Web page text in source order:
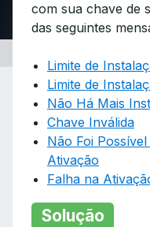
com sua chave de
das seguintes
Limite de
Limite de
Não Há Mais
Chave Inválida
Não Foi
Ativação
Falha na
Solução